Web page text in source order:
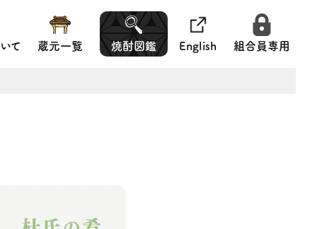
て 蔵元一覧 焼酎図鑑 English 組合員専用